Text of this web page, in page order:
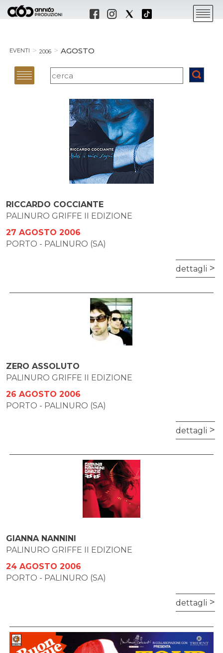
EVENTI 2006 AGOSTO
RICCARDO COCCIANTE
PALINURO GRIFFE II EDIZIONE
27 AGOSTO 2006
PORTO - PALINURO (SA)
dettagli
ZERO ASSOLUTO
PALINURO GRIFFE II EDIZIONE
26 AGOSTO 2006
PORTO - PALINURO (SA)
dettagli
GIANNA NANNINI
PALINURO GRIFFE II EDIZIONE
24 AGOSTO 2006
PORTO - PALINURO (SA)
dettagli